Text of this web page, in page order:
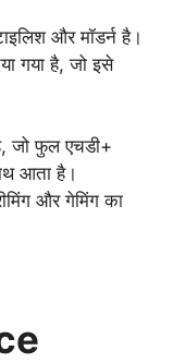
और मॉडर्न है।
गया है, जो इसे
जो फुल एचडी+
आता है।
और गेमिंग का